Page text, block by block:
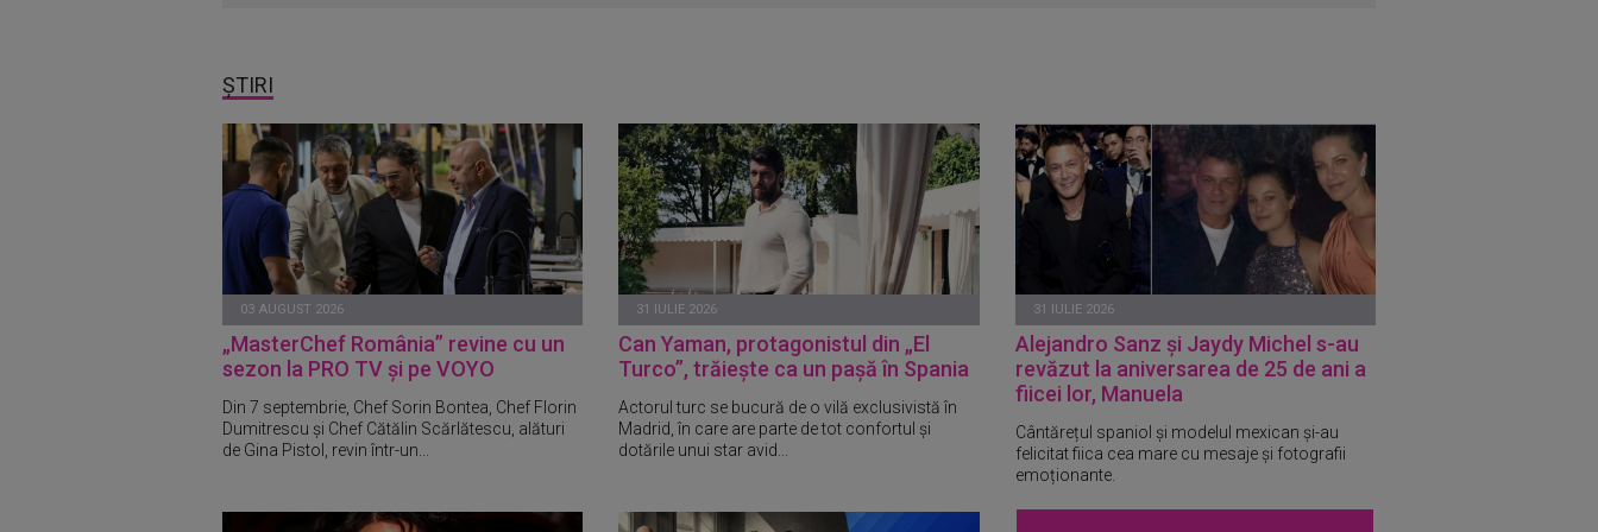
ȘTIRI
03 AUGUST 2026
„MasterChef România” revine cu un
sezon la PRO TV și pe VOYO
Din 7 septembrie, Chef Sorin Bontea, Chef Florin
Dumitrescu și Chef Cătălin Scărlătescu, alături
de Gina Pistol, revin într-un...
31 IULIE 2026
Can Yaman, protagonistul din „El
Turco”, trăiește ca un pașă în Spania
Actorul turc se bucură de o vilă exclusivistă în
Madrid, în care are parte de tot confortul și
dotările unui star avid...
31 IULIE 2026
Alejandro Sanz și Jaydy Michel s-au
revăzut la aniversarea de 25 de ani a
fiicei lor, Manuela
Cântărețul spaniol și modelul mexican și-au
felicitat fiica cea mare cu mesaje și fotografii
emoționante.